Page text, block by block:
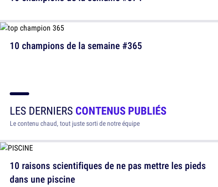
10 champions de la semaine #365
LES DERNIERS CONTENUS PUBLIÉS
Le contenu chaud, tout juste sorti de notre équipe
10 raisons scientifiques de ne pas mettre les pieds
dans une piscine